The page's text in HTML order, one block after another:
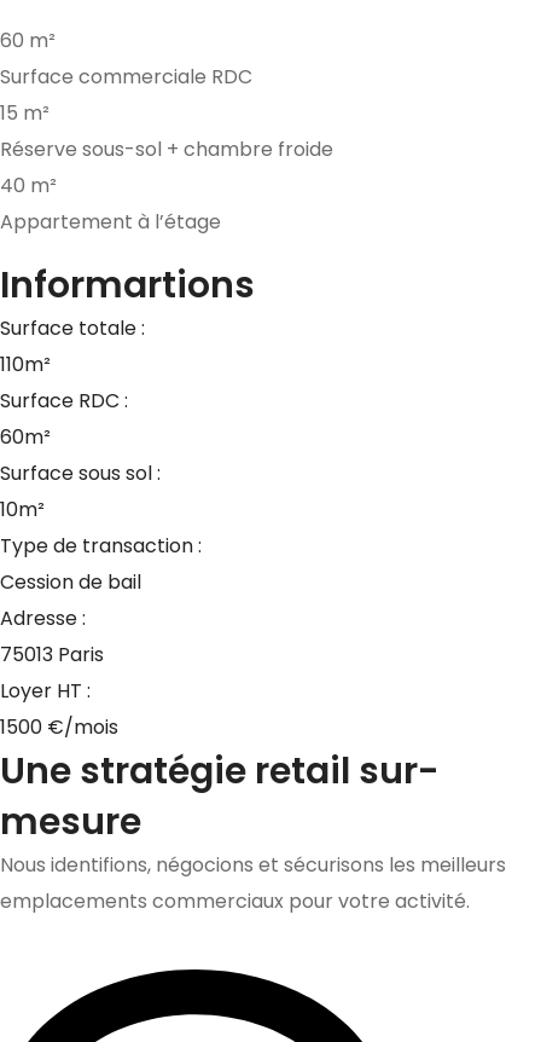
60 m²
Surface commerciale RDC
15 m²
Réserve sous-sol + chambre froide
40 m²
Appartement à l’étage
Informartions
Surface totale :
110m²
Surface RDC :
60m²
Surface sous sol :
10m²
Type de transaction :
Cession de bail
Adresse :
75013 Paris
Loyer HT :
1500 €/mois
Une stratégie retail sur-
mesure
Nous identifions, négocions et sécurisons les meilleurs
emplacements commerciaux pour votre activité.